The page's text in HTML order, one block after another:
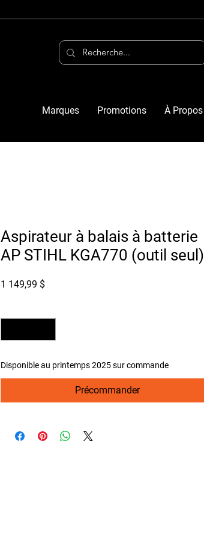
Marques Promotions À Propos
Aspirateur à balais à batterie
AP STIHL KGA770 (outil seul)
1 149,99 $Prix
Disponible au printemps 2025 sur commande
Précommander